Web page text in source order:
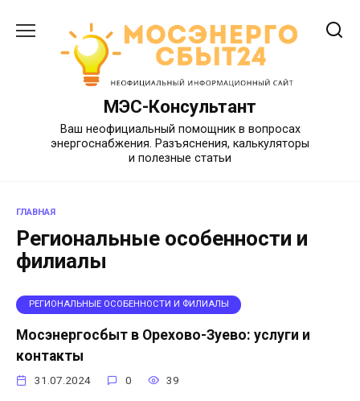
содержанию
МЭС-Консультант
Ваш неофициальный помощник в вопросах
энергоснабжения. Разъяснения, калькуляторы
и полезные статьи
ГЛАВНАЯ
Региональные особенности и
филиалы
РЕГИОНАЛЬНЫЕ ОСОБЕННОСТИ И ФИЛИАЛЫ
Мосэнергосбыт в Орехово-Зуево: услуги и
контакты
31.07.2024 0 39